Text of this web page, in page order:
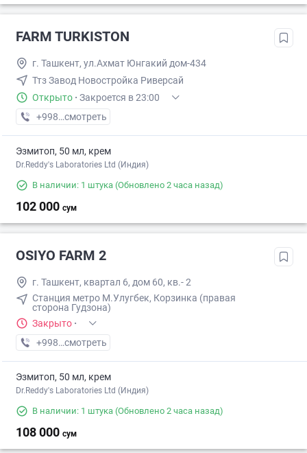
FARM TURKISTON
г. Ташкент, ул.Ахмат Юнгакий дом-434
Ттз Завод Новостройка Риверсай
Открыто · Закроется в 23:00
+998 (55) XXX-XX-XX
смотреть
Эзмитоп, 50 мл, крем
Dr.Reddy's Laboratories Ltd (Индия)
В наличии: 1 штука (Обновлено 2 часа назад)
102 000 сум
OSIYO FARM 2
г. Ташкент, квартал 6, дом 60, кв.- 2
Станция метро М.Улугбек, Корзинка (правая
сторона Гудзона)
Закрыто ·
+998 (77) XXX-XX-XX
смотреть
Эзмитоп, 50 мл, крем
Dr.Reddy's Laboratories Ltd (Индия)
В наличии: 1 штука (Обновлено 2 часа назад)
108 000 сум